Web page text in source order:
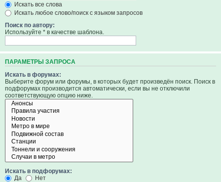
Искать все слова
Искать любое слово/поиск с языком запросов
Поиск по автору:
Используйте * в качестве шаблона.
ПАРАМЕТРЫ ЗАПРОСА
Искать в форумах:
Выберите форум или форумы, в которых будет произведён поиск. Поиск в
подфорумах производится автоматически, если вы не отключили
соответствующую опцию ниже.
Искать в подфорумах:
Да
Нет